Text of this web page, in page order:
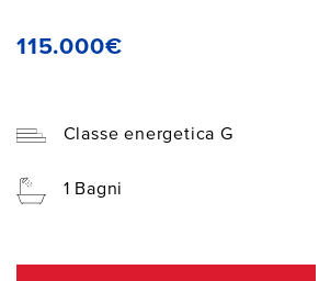
115.000€
Classe energetica G
1 Bagni